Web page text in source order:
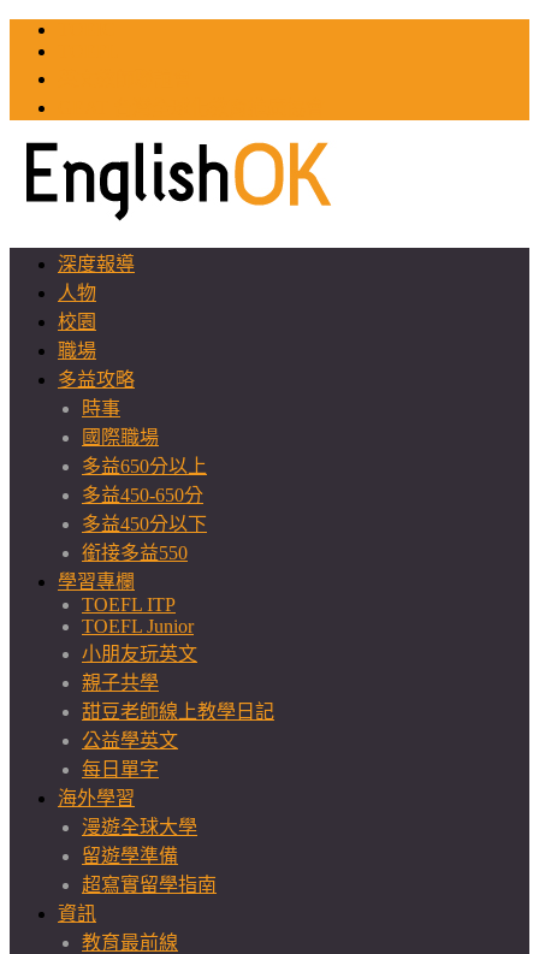
深度報導
人物
校園
職場
多益攻略
時事
國際職場
多益650分以上
多益450-650分
多益450分以下
銜接多益550
學習專欄
TOEFL ITP
TOEFL Junior
小朋友玩英文
親子共學
甜豆老師線上教學日記
公益學英文
每日單字
海外學習
漫遊全球大學
留遊學準備
超寫實留學指南
資訊
教育最前線